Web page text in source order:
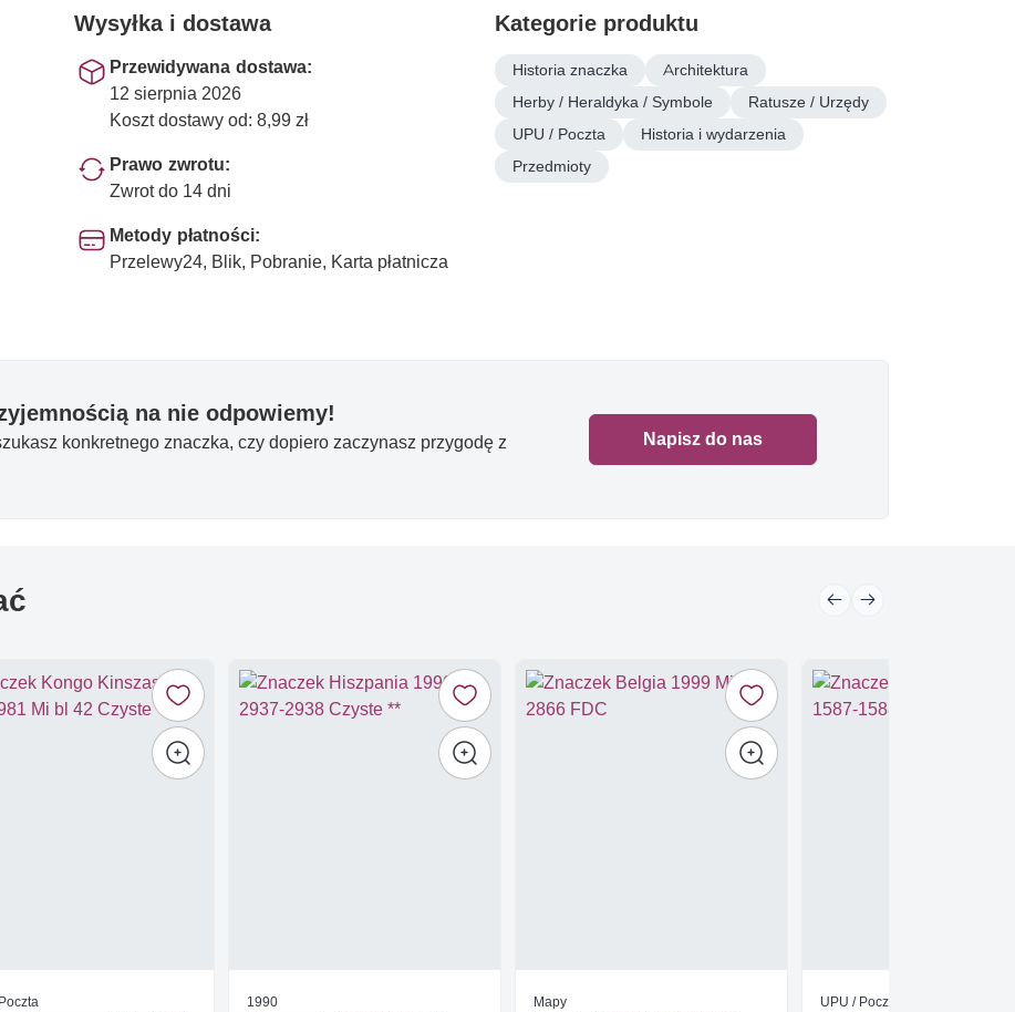
Wysyłka i dostawa
Przewidywana dostawa:
12 sierpnia 2026
Koszt dostawy od: 8,99 zł
Prawo zwrotu:
Zwrot do 14 dni
Metody płatności:
Przelewy24, Blik, Pobranie, Karta płatnicza
Kategorie produktu
Historia znaczka
Architektura
Herby / Heraldyka / Symbole
Ratusze / Urzędy
UPU / Poczta
Historia i wydarzenia
Przedmioty
na nie odpowiemy!
konkretnego znaczka, czy dopiero zaczynasz przygodę z
Napisz do nas
1990 Mapy UPU / Poczta